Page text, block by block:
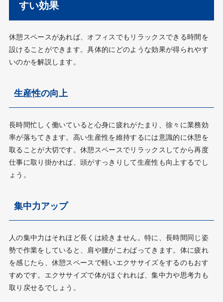
すい効果
休憩スペースがあれば、オフィスでもリラックスできる時間を
設けることができます。具体的にどのような効果が得られやす
いのかを解説します。
生産性の向上
長時間忙しく働いていると心身に疲れがたまり、徐々に業務効
率が落ちてきます。高い生産性を維持するには意識的に休憩を
取ることが大切です。休憩スペースでリラックスしてから再度
仕事に取り掛かれば、頭がすっきりして生産性も向上するでし
ょう。
集中力アップ
人の集中力はそれほど長くは続きません。特に、長時間同じ姿
勢で作業をしていると、肩や腰がこわばってきます。体に疲れ
を感じたら、休憩スペースで軽いエクササイズをするのもおす
すめです。エクササイズで体がほぐれれば、集中力や思考力も
取り戻せるでしょう。